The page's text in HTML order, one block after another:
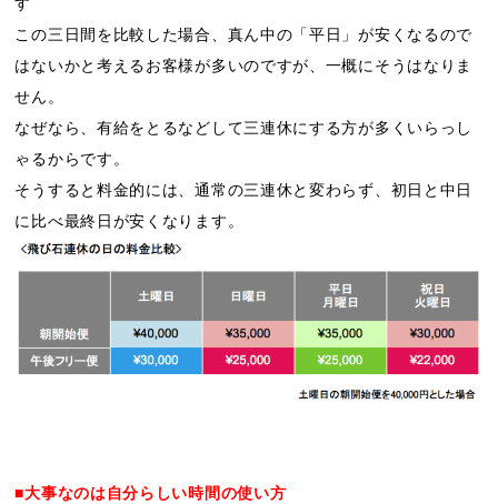
この三日間を比較した場合、真ん中の「平日」が安くなるので
はないかと考えるお客様が多いのですが、一概にそうはなりま
せん。
なぜなら、有給をとるなどして三連休にする方が多くいらっし
ゃるからです。
そうすると料金的には、通常の三連休と変わらず、初日と中日
に比べ最終日が安くなります。
■大事なのは自分らしい時間の使い方